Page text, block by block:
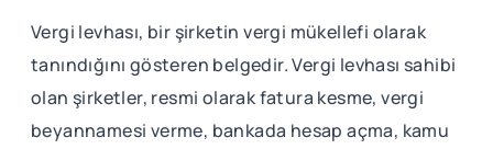
Vergi levhası, bir şirketin vergi mükellefi olarak
tanındığını gösteren belgedir. Vergi levhası sahibi
olan şirketler, resmi olarak fatura kesme, vergi
beyannamesi verme, bankada hesap açma, kamu